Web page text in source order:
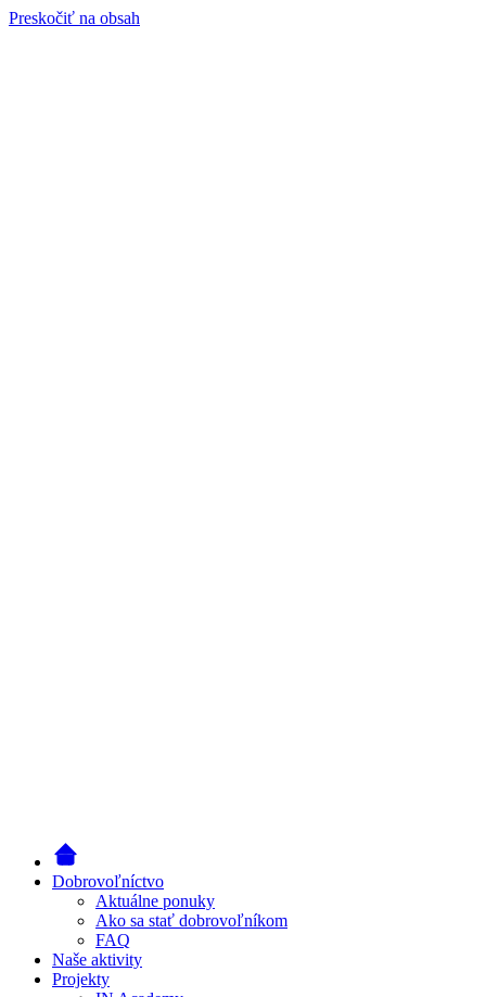
Preskočiť na obsah
Dobrovoľníctvo
Aktuálne ponuky
Ako sa stať dobrovoľníkom
FAQ
Naše aktivity
Projekty